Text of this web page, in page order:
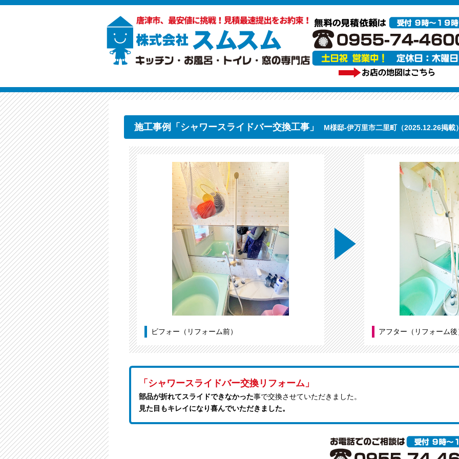
施工事例「シャワースライドバー交換工事」 M様邸-伊万里市二里町（2025.12.26掲載
ビフォー（リフォーム前） アフター（リフォーム後
「シャワースライドバー交換リフォーム」
部品が折れてスライドできなかった事で交換させていただきました。
見た目もキレイになり喜んでいただきました。